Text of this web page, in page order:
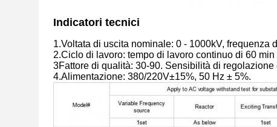
Indicatori tecnici
1.Voltata di uscita nominale: 0 - 1000kV,
2.Ciclo di lavoro: tempo di lavoro continuo di 60
3Fattore di qualità: 30-90. Sensibilità di
4.Alimentazione: 380/220V±15%, 50 Hz ± 5%.